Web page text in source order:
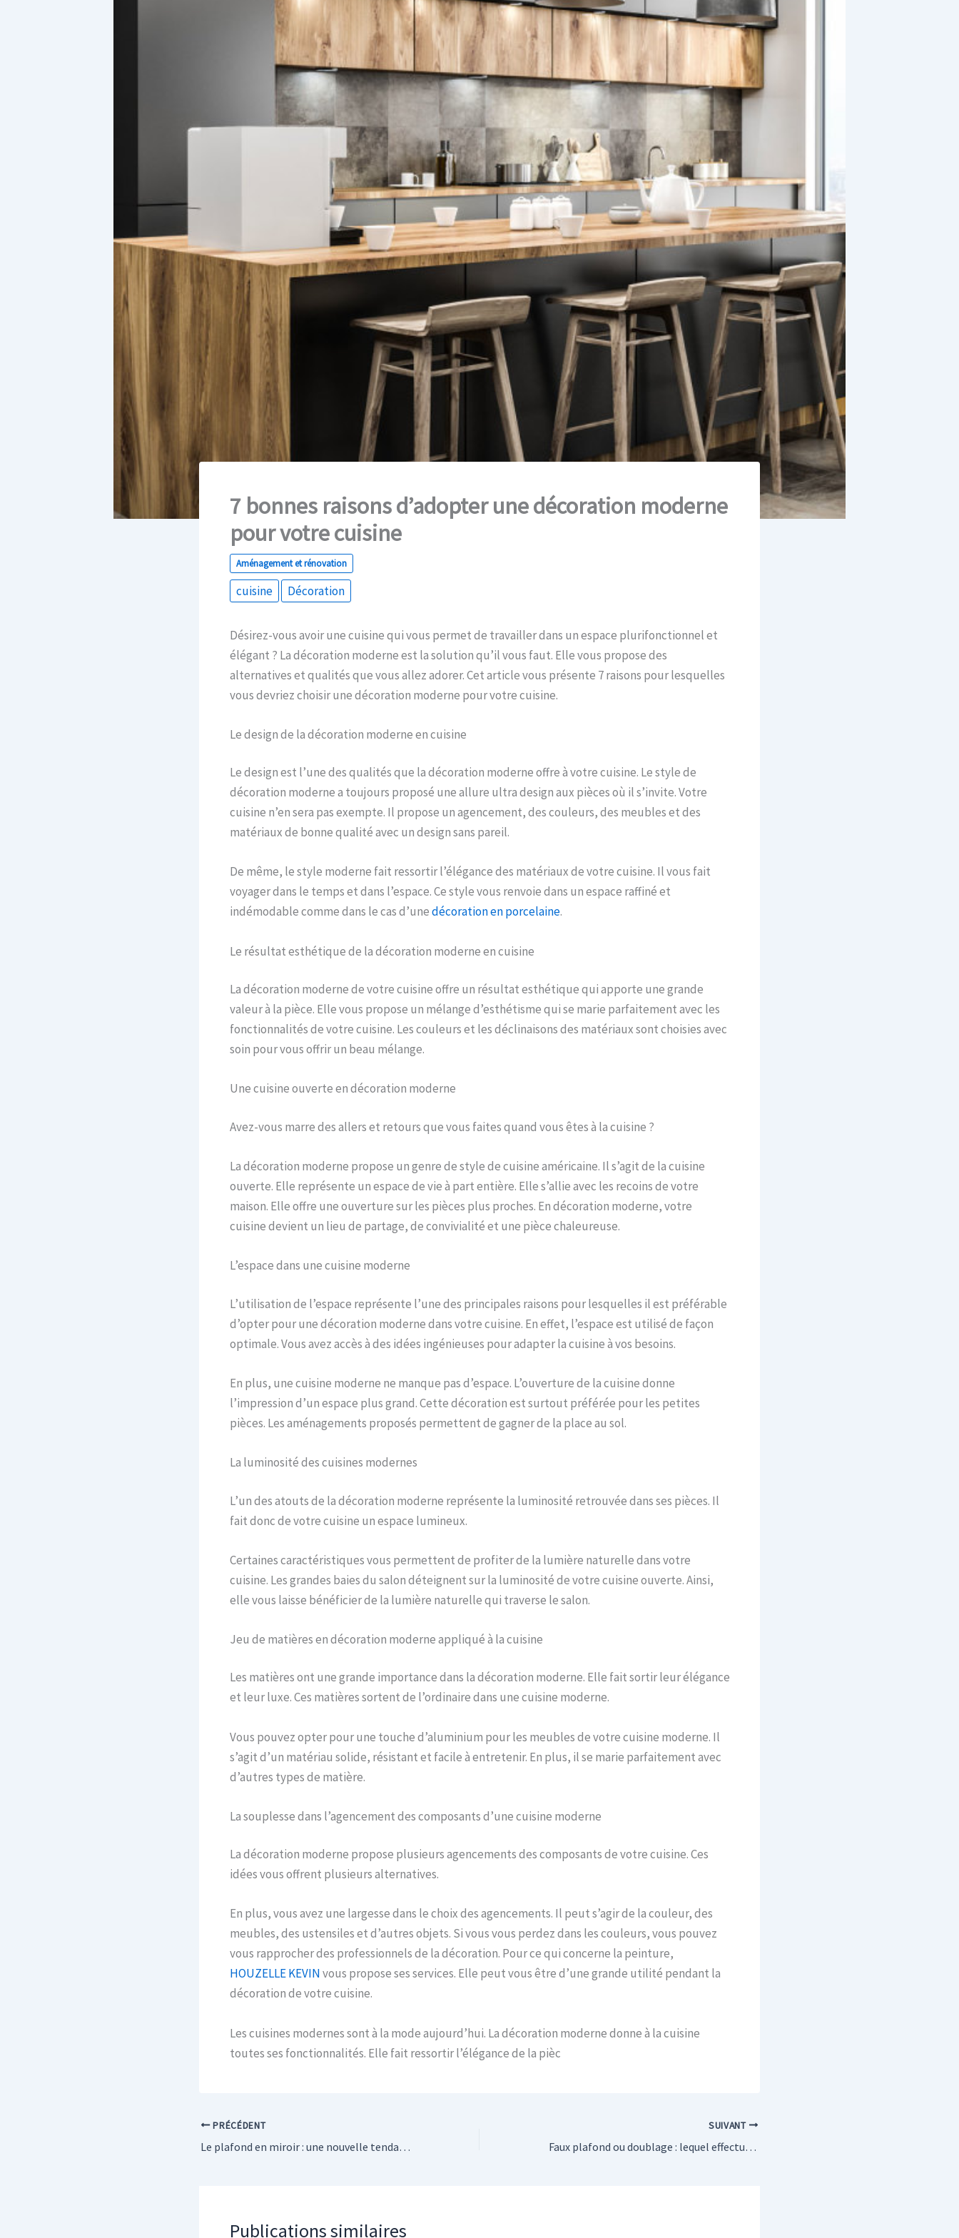
7 bonnes raisons d’adopter une décoration moderne
pour votre cuisine
Aménagement et rénovation
cuisine Décoration
Désirez-vous avoir une cuisine qui vous permet de travailler dans un espace plurifonctionnel et
élégant ? La décoration moderne est la solution qu’il vous faut. Elle vous propose des
alternatives et qualités que vous allez adorer. Cet article vous présente 7 raisons pour lesquelles
vous devriez choisir une décoration moderne pour votre cuisine.
Le design de la décoration moderne en cuisine
Le design est l’une des qualités que la décoration moderne offre à votre cuisine. Le style de
décoration moderne a toujours proposé une allure ultra design aux pièces où il s’invite. Votre
cuisine n’en sera pas exempte. Il propose un agencement, des couleurs, des meubles et des
matériaux de bonne qualité avec un design sans pareil.
De même, le style moderne fait ressortir l’élégance des matériaux de votre cuisine. Il vous fait
voyager dans le temps et dans l’espace. Ce style vous renvoie dans un espace raffiné et
indémodable comme dans le cas d’unedécoration en porcelaine.
Le résultat esthétique de la décoration moderne en cuisine
La décoration moderne de votre cuisine offre un résultat esthétique qui apporte une grande
valeur à la pièce. Elle vous propose un mélange d’esthétisme qui se marie parfaitement avec les
fonctionnalités de votre cuisine. Les couleurs et les déclinaisons des matériaux sont choisies avec
soin pour vous offrir un beau mélange.
Une cuisine ouverte en décoration moderne
Avez-vous marre des allers et retours que vous faites quand vous êtes à la cuisine ?
La décoration moderne propose un genre de style de cuisine américaine. Il s’agit de la cuisine
ouverte. Elle représente un espace de vie à part entière. Elle s’allie avec les recoins de votre
maison. Elle offre une ouverture sur les pièces plus proches. En décoration moderne, votre
cuisine devient un lieu de partage, de convivialité et une pièce chaleureuse.
L’espace dans une cuisine moderne
L’utilisation de l’espace représente l’une des principales raisons pour lesquelles il est préférable
d’opter pour une décoration moderne dans votre cuisine. En effet, l’espace est utilisé de façon
optimale. Vous avez accès à des idées ingénieuses pour adapter la cuisine à vos besoins.
En plus, une cuisine moderne ne manque pas d’espace. L’ouverture de la cuisine donne
l’impression d’un espace plus grand. Cette décoration est surtout préférée pour les petites
pièces. Les aménagements proposés permettent de gagner de la place au sol.
La luminosité des cuisines modernes
L’un des atouts de la décoration moderne représente la luminosité retrouvée dans ses pièces. Il
fait donc de votre cuisine un espace lumineux.
Certaines caractéristiques vous permettent de profiter de la lumière naturelle dans votre
cuisine. Les grandes baies du salon déteignent sur la luminosité de votre cuisine ouverte. Ainsi,
elle vous laisse bénéficier de la lumière naturelle qui traverse le salon.
Jeu de matières en décoration moderne appliqué à la cuisine
Les matières ont une grande importance dans la décoration moderne. Elle fait sortir leur élégance
et leur luxe. Ces matières sortent de l’ordinaire dans une cuisine moderne.
Vous pouvez opter pour une touche d’aluminium pour les meubles de votre cuisine moderne. Il
s’agit d’un matériau solide, résistant et facile à entretenir. En plus, il se marie parfaitement avec
d’autres types de matière.
La souplesse dans l’agencement des composants d’une cuisine moderne
La décoration moderne propose plusieurs agencements des composants de votre cuisine. Ces
idées vous offrent plusieurs alternatives.
En plus, vous avez une largesse dans le choix des agencements. Il peut s’agir de la couleur, des
meubles, des ustensiles et d’autres objets. Si vous vous perdez dans les couleurs, vous pouvez
vous rapprocher des professionnels de la décoration. Pour ce qui concerne la peinture,
HOUZELLE KEVINvous propose ses services. Elle peut vous être d’une grande utilité pendant la
décoration de votre cuisine.
Les cuisines modernes sont à la mode aujourd’hui. La décoration moderne donne à la cuisine
toutes ses fonctionnalités. Elle fait ressortir l’élégance de la pièc
PRÉCÉDENT
Le plafond en miroir : une nouvelle tendance qui a tout pour plaire
SUIVANT
Faux plafond ou doublage : lequel effectuer en premier ?
Publications similaires